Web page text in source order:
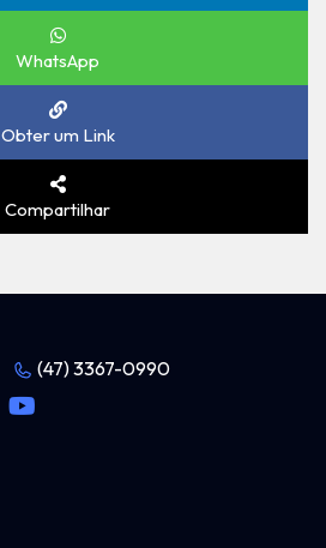
WhatsApp
Obter um Link
Compartilhar
(47) 3367-0990